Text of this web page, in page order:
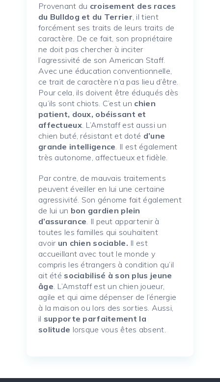
Provenant du croisement des races
du Bulldog et du Terrier , il tient
forcément ses traits de leurs traits de
caractère. De ce fait, son propriétaire
ne doit pas chercher à inciter
l’agressivité de son American Staff.
Avec une éducation conventionnelle,
ce trait de caractère n’a pas lieu d’être.
Pour cela, ils doivent être éduqués dès
qu’ils sont chiots. C’est un chien
patient, doux, obéissant et
affectueux. L’Amstaff est aussi un
chien buté, résistant et doté d’une
grande intelligence . Il est également
très autonome, affectueux et fidèle.
Par contre, de mauvais traitements
peuvent éveiller en lui une certaine
agressivité. Son génome fait également
de lui un bon gardien plein
d’assurance . Il peut appartenir à
toutes les familles qui souhaitent
avoir un chien sociable. Il est
accueillant avec tout le monde y
compris les étrangers à condition qu’il
ait été sociabilisé à son plus jeune
âge . L’Amstaff est un chien joueur,
agile et qui aime dépenser de l’énergie
à la maison ou lors des sorties. Aussi,
il supporte parfaitement la
solitude lorsque vous êtes absent.